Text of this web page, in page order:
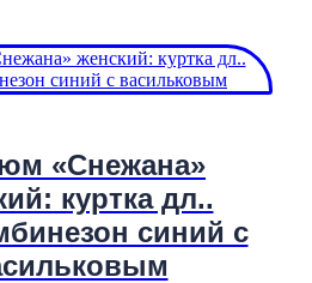
«Снежана»
куртка дл..
синий с